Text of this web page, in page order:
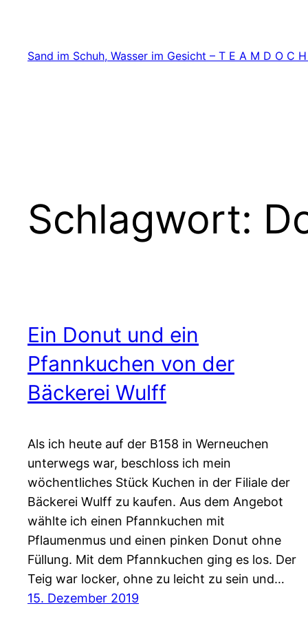
springen
Sand im Schuh, Wasser im Gesicht – T E A M D O C
Schlagwort:
Ein Donut und ein
Pfannkuchen von der
Bäckerei Wulff
Als ich heute auf der B158 in Werneuchen
unterwegs war, beschloss ich mein
wöchentliches Stück Kuchen in der Filiale der
Bäckerei Wulff zu kaufen. Aus dem Angebot
wählte ich einen Pfannkuchen mit
Pflaumenmus und einen pinken Donut ohne
Füllung. Mit dem Pfannkuchen ging es los. Der
Teig war locker, ohne zu leicht zu sein und…
15. Dezember 2019